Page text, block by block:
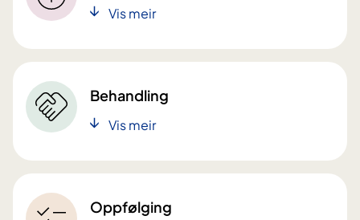
Vis meir
Behandling
Vis meir
Oppfølging